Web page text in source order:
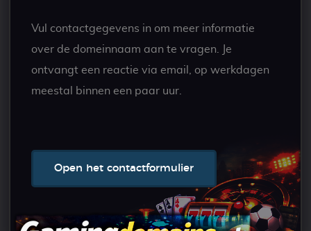
Vul contactgegevens in om meer informatie
over de domeinnaam aan te vragen. Je
ontvangt een reactie via email, op werkdagen
meestal binnen een paar uur.